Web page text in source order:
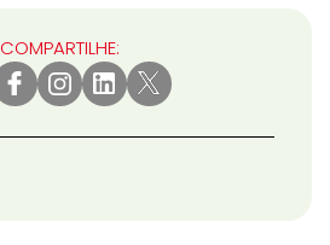
COMPARTILHE: